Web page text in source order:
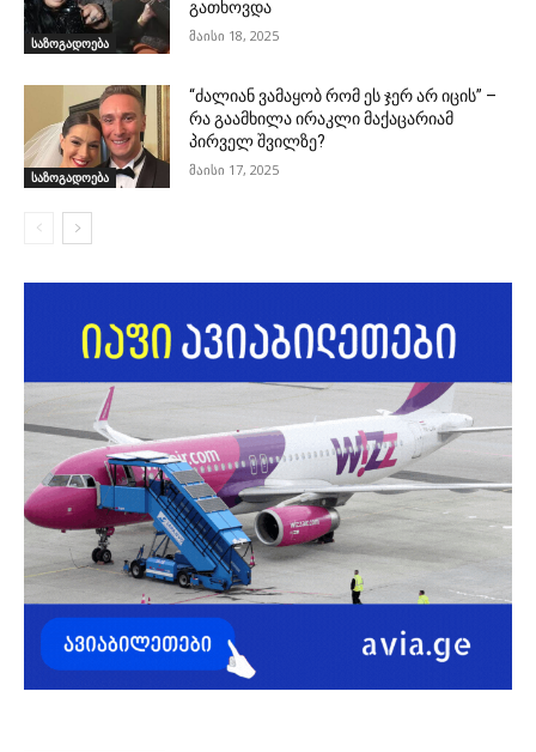
საზოგადოება
გათხოვდა
მაისი 18, 2025
საზოგადოება
“ძალიან ვამაყობ რომ ეს ჯერ არ იცის” –
რა გაამხილა ირაკლი მაქაცარიამ
პირველ შვილზე?
მაისი 17, 2025